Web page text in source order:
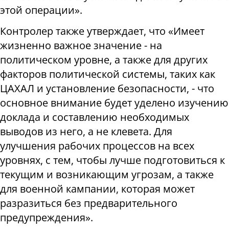
этой операции».
Контролер также утверждает, что «Имеет
жизненно важное значение - на
политическом уровне, а также для других
факторов политической системы, таких как
ЦАХАЛ и установление безопасности, - что
основное внимание будет уделено изучению
доклада и составлению необходимых
выводов из него, а не клевета. Для
улучшения рабочих процессов на всех
уровнях, с тем, чтобы лучше подготовиться к
текущим и возникающим угрозам, а также
для военной кампании, которая может
разразиться без предварительного
предупреждения».